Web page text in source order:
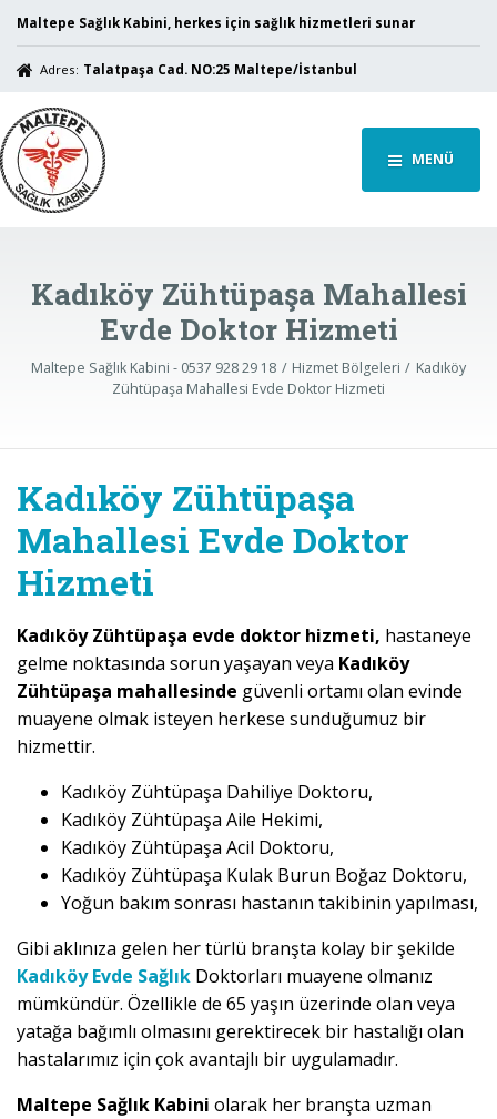
Maltepe Sağlık Kabini, herkes için sağlık hizmetleri sunar
Adres: Talatpaşa Cad. NO:25 Maltepe/İstanbul
MENÜ
Kadıköy Zühtüpaşa Mahallesi
Evde Doktor Hizmeti
Maltepe Sağlık Kabini - 0537 928 29 18 Hizmet Bölgeleri
Kadıköy
Zühtüpaşa Mahallesi Evde Doktor Hizmeti
Kadıköy Zühtüpaşa
Mahallesi Evde Doktor
Hizmeti
Kadıköy Zühtüpaşa evde doktor hizmeti, hastaneye
gelme noktasında sorun yaşayan veya Kadıköy
Zühtüpaşa mahallesinde güvenli ortamı olan evinde
muayene olmak isteyen herkese sunduğumuz bir
hizmettir.
Kadıköy Zühtüpaşa Dahiliye Doktoru,
Kadıköy Zühtüpaşa Aile Hekimi,
Kadıköy Zühtüpaşa Acil Doktoru,
Kadıköy Zühtüpaşa Kulak Burun Boğaz Doktoru,
Yoğun bakım sonrası hastanın takibinin yapılması,
Gibi aklınıza gelen her türlü branşta kolay bir şekilde
Kadıköy Evde Sağlık Doktorları muayene olmanız
mümkündür. Özellikle de 65 yaşın üzerinde olan veya
yatağa bağımlı olmasını gerektirecek bir hastalığı olan
hastalarımız için çok avantajlı bir uygulamadır.
Maltepe Sağlık Kabini olarak her branşta uzman